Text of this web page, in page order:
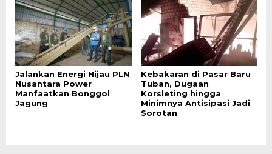
Jalankan Energi Hijau PLN
Nusantara Power
Manfaatkan Bonggol
Jagung
Kebakaran di Pasar Baru
Tuban, Dugaan
Korsleting hingga
Minimnya Antisipasi Jadi
Sorotan